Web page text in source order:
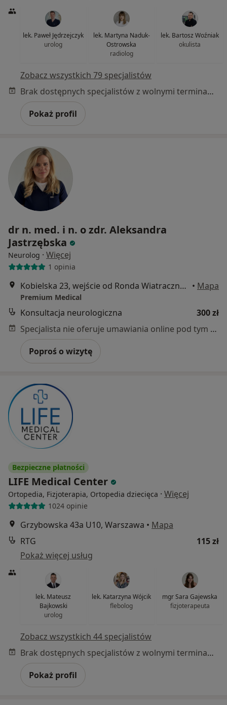
lek. Paweł Jędrzejczyk
urolog
lek. Martyna Naduk-
Ostrowska
radiolog
lek. Bartosz Woźniak
okulista
Zobacz wszystkich 79 specjalistów
Brak dostępnych specjalistów z wolnymi terminami w tym centrum medycznym.
Pokaż profil
dr n. med. i n. o zdr. Aleksandra
Jastrzębska
Neurolog · Więcej
1 opinia
Kobielska 23, wejście od Ronda Wiatraczna, Galeria Grochów, Warszawa • Mapa
Premium Medical
Konsultacja neurologiczna
300 zł
Specjalista nie oferuje umawiania online pod tym adresem.
Poproś o wizytę
Bezpieczne płatności
LIFE Medical Center
Ortopedia, Fizjoterapia, Ortopedia dziecięca · Więcej
1024 opinie
Grzybowska 43a U10, Warszawa • Mapa
RTG
115 zł
Pokaż więcej usług
lek. Mateusz
Bajkowski
urolog
lek. Katarzyna Wójcik
flebolog
mgr Sara Gajewska
fizjoterapeuta
Zobacz wszystkich 44 specjalistów
Brak dostępnych specjalistów z wolnymi terminami w tym centrum medycznym.
Pokaż profil